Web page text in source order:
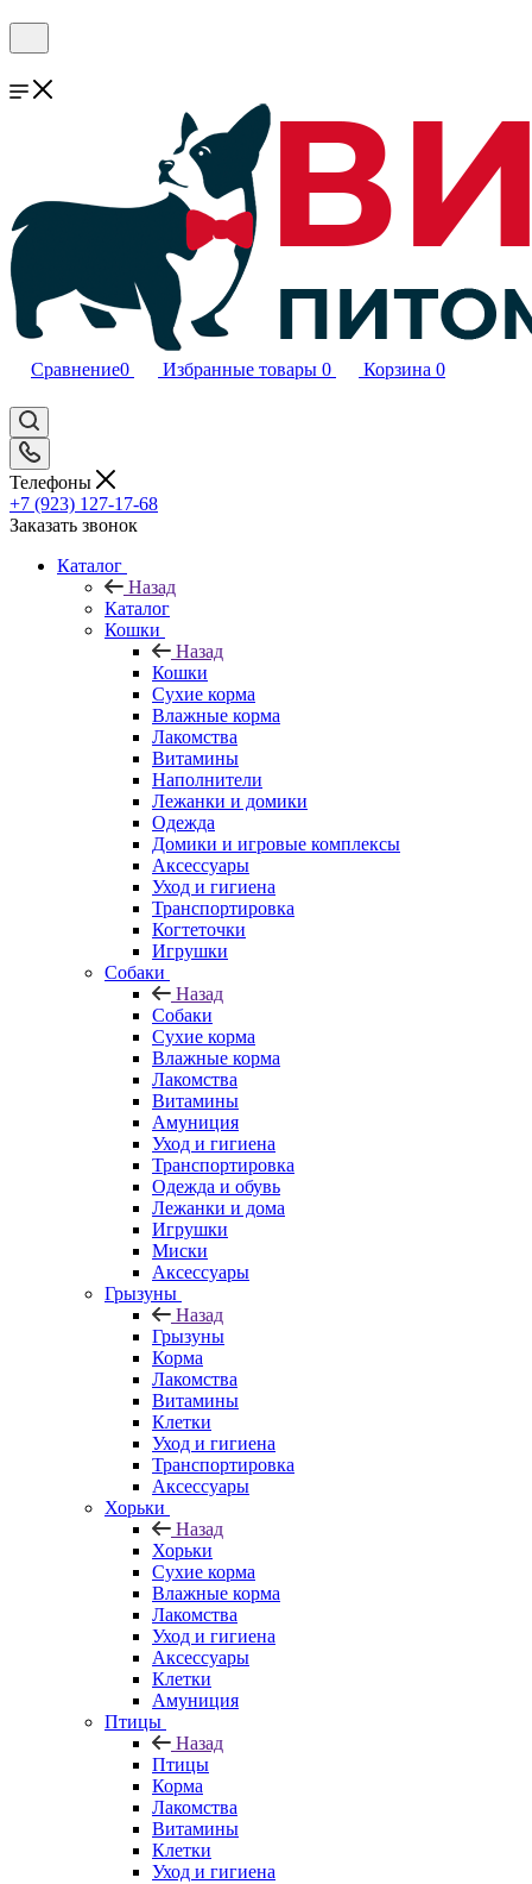
Сравнение0 Избранные товары 0 Корзина 0
Телефоны
+7 (923) 127-17-68
Заказать звонок
Каталог
Назад
Каталог
Кошки
Назад
Кошки
Сухие корма
Влажные корма
Лакомства
Витамины
Наполнители
Лежанки и домики
Одежда
Домики и игровые комплексы
Аксессуары
Уход и гигиена
Транспортировка
Когтеточки
Игрушки
Собаки
Назад
Собаки
Сухие корма
Влажные корма
Лакомства
Витамины
Амуниция
Уход и гигиена
Транспортировка
Одежда и обувь
Лежанки и дома
Игрушки
Миски
Аксессуары
Грызуны
Назад
Грызуны
Корма
Лакомства
Витамины
Клетки
Уход и гигиена
Транспортировка
Аксессуары
Хорьки
Назад
Хорьки
Сухие корма
Влажные корма
Лакомства
Уход и гигиена
Аксессуары
Клетки
Амуниция
Птицы
Назад
Птицы
Корма
Лакомства
Витамины
Клетки
Уход и гигиена